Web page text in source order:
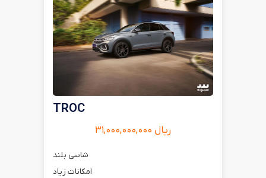
TROC
ریال ۳۱,۰۰۰,۰۰۰,۰۰۰
شاسی بلند
امکانات زیاد